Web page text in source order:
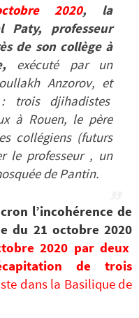
2020, la
Paty, professeur
de son collège à
exécuté par un
Anzorov, et
: trois djihadistes
à Rouen, le père
collégiens (futurs
le professeur , un
de Pantin.
l’incohérence de
du 21 octobre 2020
2020 par deux
de trois
dans la Basilique de